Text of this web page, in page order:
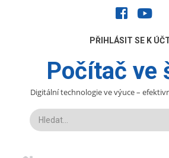
UŽIVATELÉPŘIHLÁSIT SE K
Počítač ve
Digitální technologie ve výuce –
Hledat